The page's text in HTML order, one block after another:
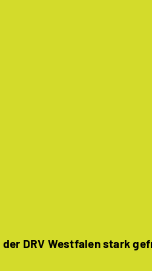
der DRV Westfalen stark